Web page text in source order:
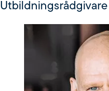
Utbildningsrådgivare